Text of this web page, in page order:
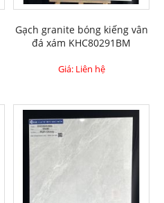
Gạch granite bóng kiếng vân
đá xám KHC80291BM
Giá: Liên hệ